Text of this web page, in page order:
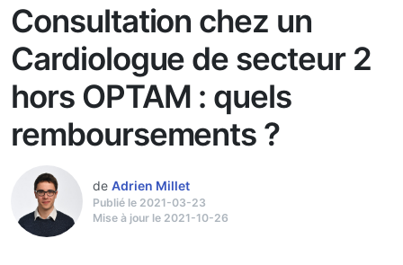
Consultation chez un
Cardiologue de secteur 2
hors OPTAM : quels
remboursements ?
de Adrien Millet
Publié le 2021-03-23
Mise à jour le 2021-10-26